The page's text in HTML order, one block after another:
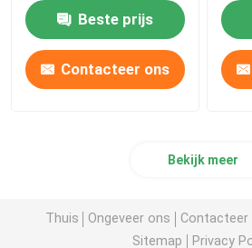
Beste prijs
Contacteer ons
Bekijk meer
Thuis Ongeveer ons Contacteer
Sitemap
Privacy